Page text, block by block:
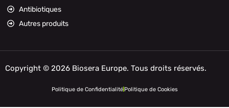
Antibiotiques
Autres produits
Copyright © 2026 Biosera Europe. Tous droits réservés.
Politique de Confidentialité Politique de Cookies